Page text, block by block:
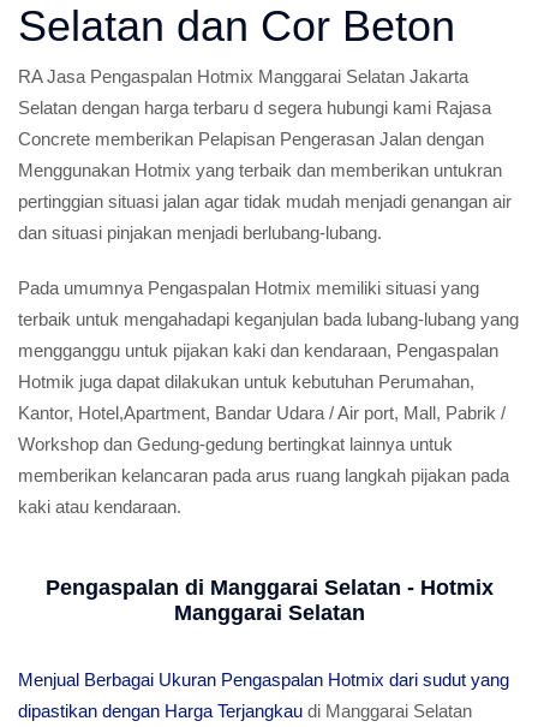
Selatan dan Cor Beton
RA Jasa Pengaspalan Hotmix Manggarai Selatan Jakarta
Selatan dengan harga terbaru d segera hubungi kami Rajasa
Concrete memberikan Pelapisan Pengerasan Jalan dengan
Menggunakan Hotmix yang terbaik dan memberikan untukran
pertinggian situasi jalan agar tidak mudah menjadi genangan air
dan situasi pinjakan menjadi berlubang-lubang.
Pada umumnya Pengaspalan Hotmix memiliki situasi yang
terbaik untuk mengahadapi keganjulan bada lubang-lubang yang
mengganggu untuk pijakan kaki dan kendaraan, Pengaspalan
Hotmik juga dapat dilakukan untuk kebutuhan Perumahan,
Kantor, Hotel,Apartment, Bandar Udara / Air port, Mall, Pabrik /
Workshop dan Gedung-gedung bertingkat lainnya untuk
memberikan kelancaran pada arus ruang langkah pijakan pada
kaki atau kendaraan.
Pengaspalan di Manggarai Selatan - Hotmix
Manggarai Selatan
Menjual Berbagai Ukuran Pengaspalan Hotmix dari sudut yang
dipastikan dengan Harga Terjangkau di Manggarai Selatan